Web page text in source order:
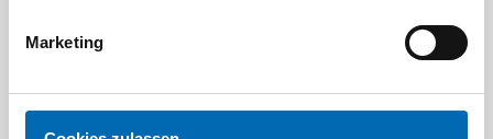
Marketing
rechtlichen Zulässigkeit werden alle diese
und Grafiken im aktuellen Zustand angeboten ohne